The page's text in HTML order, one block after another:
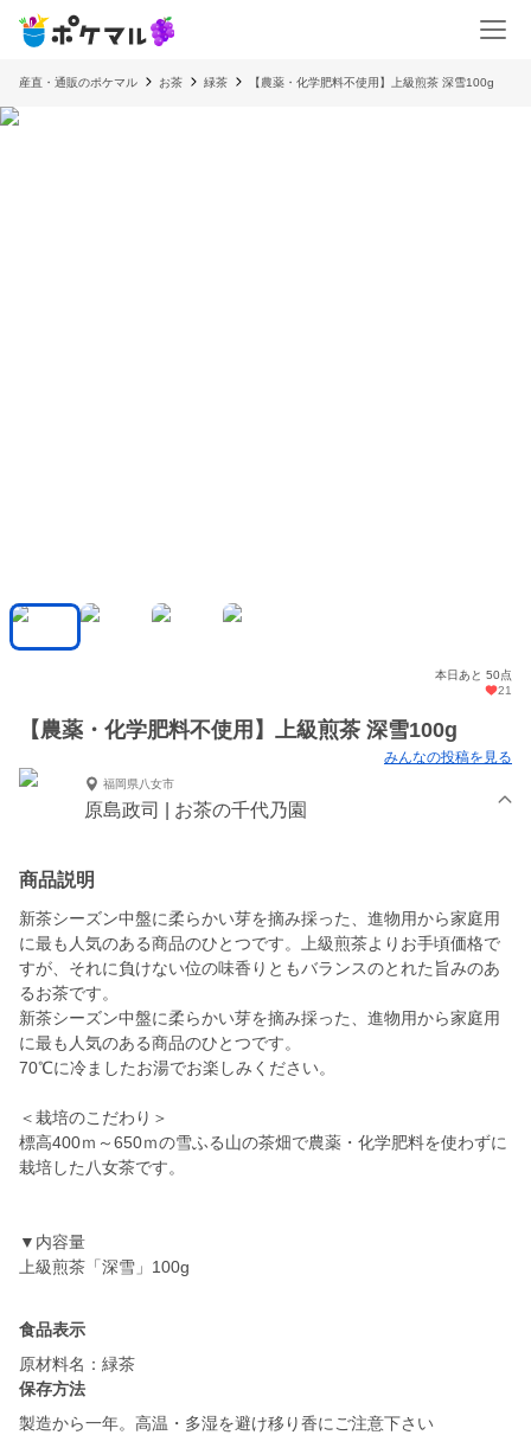
産直・通販のポケマル お茶 緑茶 【農薬・化学肥料不使用】上級煎茶 深雪100g
本日あと 50点
21
【農薬・化学肥料不使用】上級煎茶 深雪100g
みんなの投稿を見る
福岡県八女市
原島政司 | お茶の千代乃園
商品説明
新茶シーズン中盤に柔らかい芽を摘み採った、進物用から家庭用
に最も人気のある商品のひとつです。上級煎茶よりお手頃価格で
すが、それに負けない位の味香りともバランスのとれた旨みのあ
るお茶です。
新茶シーズン中盤に柔らかい芽を摘み採った、進物用から家庭用
に最も人気のある商品のひとつです。
70℃に冷ましたお湯でお楽しみください。
＜栽培のこだわり＞
標高400ｍ～650ｍの雪ふる山の茶畑で農薬・化学肥料を使わずに
栽培した八女茶です。
▼内容量
食品表示
原材料名：緑茶
保存方法
製造から一年。高温・多湿を避け移り香にご注意下さい